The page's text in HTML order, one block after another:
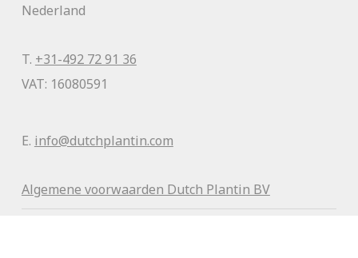
Nederland
T. +31-492 72 91 36
VAT: 16080591
E. info@dutchplantin.com
Algemene voorwaarden Dutch Plantin BV